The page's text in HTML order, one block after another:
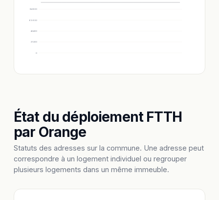
0
21 200
42 400
63 600
84 800
État du déploiement FTTH
par Orange
Statuts des adresses sur la commune. Une adresse peut
correspondre à un logement individuel ou regrouper
plusieurs logements dans un même immeuble.